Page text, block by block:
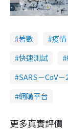
著數 疫情
快速測試
SARS－CoV－
網購平台
更多真實評價